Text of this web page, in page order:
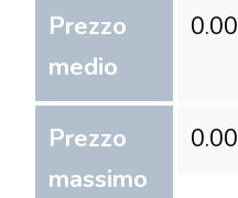
Prezzo
medio
0.00
Prezzo
massimo
0.00